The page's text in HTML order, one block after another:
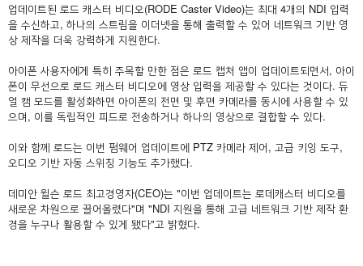
업데이트된 로드 캐스터 비디오(RODE Caster Video)는 최대 4개의 NDI 입력
을 수신하고, 하나의 스트림을 이더넷을 통해 출력할 수 있어 네트워크 기반 영
상 제작을 더욱 강력하게 지원한다.
아이폰 사용자에게 특히 주목할 만한 점은 로드 캡처 앱이 업데이트되면서, 아이
폰이 무선으로 로드 캐스터 비디오에 영상 입력을 제공할 수 있다는 것이다. 듀
얼 캠 모드를 활성화하면 아이폰의 전면 및 후면 카메라를 동시에 사용할 수 있
으며, 이를 독립적인 피드로 전송하거나 하나의 영상으로 결합할 수 있다.
이와 함께 로드는 이번 펌웨어 업데이트에 PTZ 카메라 제어, 고급 키잉 도구,
오디오 기반 자동 스위칭 기능도 추가했다.
데미안 윌슨 로드 최고경영자(CEO)는 "이번 업데이트는 로데캐스터 비디오를
새로운 차원으로 끌어올렸다"며 "NDI 지원을 통해 고급 네트워크 기반 제작 환
경을 누구나 활용할 수 있게 됐다"고 밝혔다.